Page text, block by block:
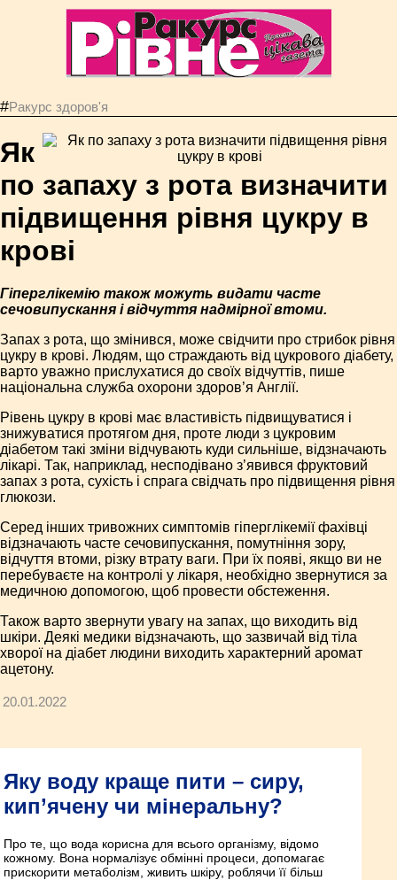
#Ракурс здоров'я
Як
по запаху з рота визначити
підвищення рівня цукру в
крові
Гіперглікемію також можуть видати часте
сечовипускання і відчуття надмірної втоми.
Запах з рота, що змінився, може свідчити про стрибок рівня
цукру в крові. Людям, що страждають від цукрового діабету,
варто уважно прислухатися до своїх відчуттів, пише
національна служба охорони здоров’я Англії.
Рівень цукру в крові має властивість підвищуватися і
знижуватися протягом дня, проте люди з цукровим
діабетом такі зміни відчувають куди сильніше, відзначають
лікарі. Так, наприклад, несподівано з’явився фруктовий
запах з рота, сухість і спрага свідчать про підвищення рівня
глюкози.
Серед інших тривожних симптомів гіперглікемії фахівці
відзначають часте сечовипускання, помутніння зору,
відчуття втоми, різку втрату ваги. При їх появі, якщо ви не
перебуваєте на контролі у лікаря, необхідно звернутися за
медичною допомогою, щоб провести обстеження.
Також варто звернути увагу на запах, що виходить від
шкіри. Деякі медики відзначають, що зазвичай від тіла
хворої на діабет людини виходить характерний аромат
ацетону.
20.01.2022
Яку воду краще пити – сиру,
кип’ячену чи мінеральну?
Про те, що вода корисна для всього організму, відомо
кожному. Вона нормалізує обмінні процеси, допомагає
прискорити метаболізм, живить шкіру, роблячи її більш